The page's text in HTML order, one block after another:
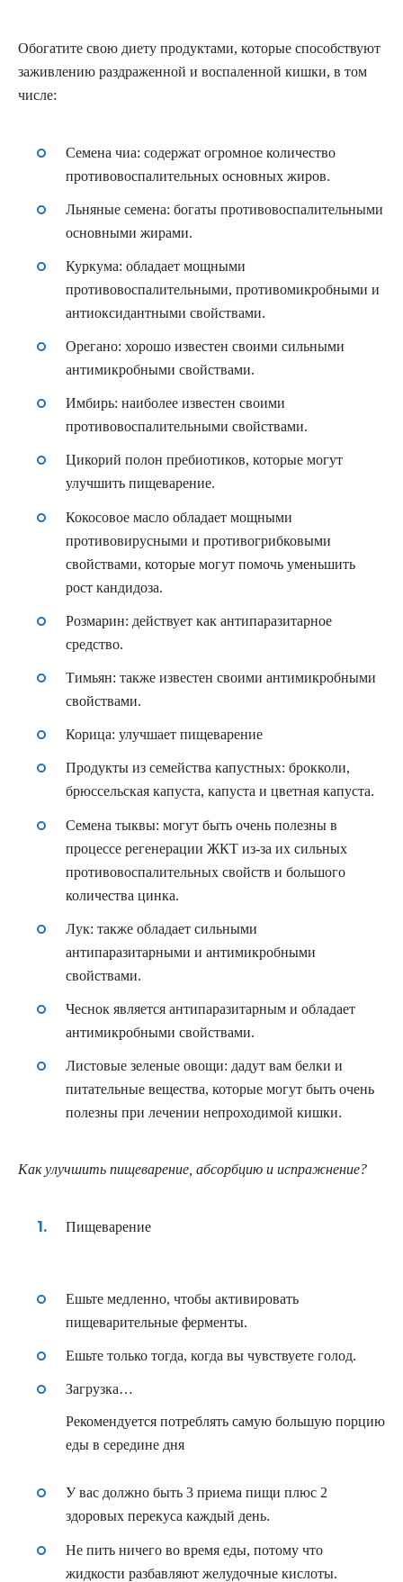
Обогатите свою диету продуктами, которые способствуют
заживлению раздраженной и воспаленной кишки, в том
числе:
Семена чиа: содержат огромное количество
противовоспалительных основных жиров.
Льняные семена: богаты противовоспалительными
основными жирами.
Куркума: обладает мощными
противовоспалительными, противомикробными и
антиоксидантными свойствами.
Орегано: хорошо известен своими сильными
антимикробными свойствами.
Имбирь: наиболее известен своими
противовоспалительными свойствами.
Цикорий полон пребиотиков, которые могут
улучшить пищеварение.
Кокосовое масло обладает мощными
противовирусными и противогрибковыми
свойствами, которые могут помочь уменьшить
рост кандидоза.
Розмарин: действует как антипаразитарное
средство.
Тимьян: также известен своими антимикробными
свойствами.
Корица: улучшает пищеварение
Продукты из семейства капустных: брокколи,
брюссельская капуста, капуста и цветная капуста.
Семена тыквы: могут быть очень полезны в
процессе регенерации ЖКТ из-за их сильных
противовоспалительных свойств и большого
количества цинка.
Лук: также обладает сильными
антипаразитарными и антимикробными
свойствами.
Чеснок является антипаразитарным и обладает
антимикробными свойствами.
Листовые зеленые овощи: дадут вам белки и
питательные вещества, которые могут быть очень
полезны при лечении непроходимой кишки.
Как улучшить пищеварение, абсорбцию и испражнение?
Пищеварение
Ешьте медленно, чтобы активировать
пищеварительные ферменты.
Ешьте только тогда, когда вы чувствуете голод.
Загрузка…
Рекомендуется потреблять самую большую порцию
еды в середине дня
У вас должно быть 3 приема пищи плюс 2
здоровых перекуса каждый день.
Не пить ничего во время еды, потому что
жидкости разбавляют желудочные кислоты.